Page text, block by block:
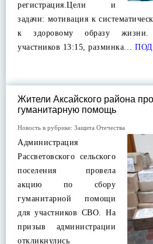
регистрация.Цели и
задачи: мотивация к
к здоровому образу жизни.
участников 13:15, разминка…
Жители Аксайского района
гуманитарную помощь
Новость в рубрике: Защита Отечества
Администрация
Рассветовского сельского
поселения провела
акцию по сбору
гуманитарной помощи
для участников СВО. На
призыв администрации
откликнулись